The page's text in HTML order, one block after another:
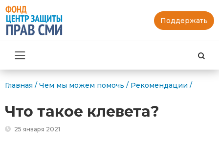
Поддержать
Главная / Чем мы можем помочь / Рекомендации /
Что такое клевета?
25 января 2021